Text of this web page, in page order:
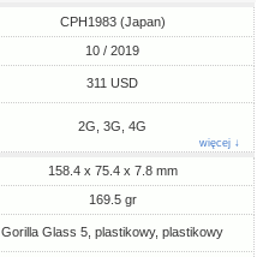
CPH1983 (Japan)
10 / 2019
311 USD
2G, 3G, 4G
więcej ↓
158.4 x 75.4 x 7.8 mm
169.5 gr
Gorilla Glass 5, plastikowy, plastikowy